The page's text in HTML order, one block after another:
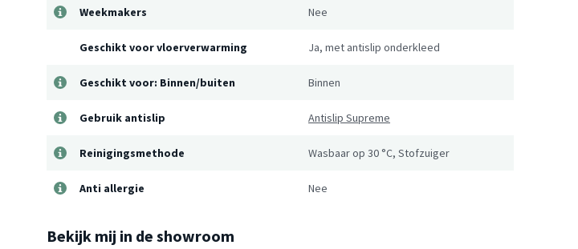
Weekmakers Nee
Geschikt voor vloerverwarming Ja, met antislip onderkleed
Geschikt voor: Binnen/buiten Binnen
Gebruik antislip Antislip Supreme
Reinigingsmethode Wasbaar op 30 °C, Stofzuiger
Anti allergie Nee
Bekijk mij in de showroom